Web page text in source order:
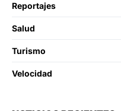
Reportajes
Salud
Turismo
Velocidad